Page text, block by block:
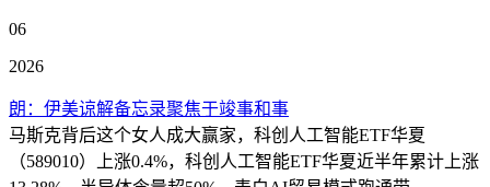
06
2026
朗：伊美谅解备忘录聚焦于竣事和事
马斯克背后这个女人成大赢家，科创人工智能ETF华夏
（589010）上涨0.4%，科创人工智能ETF华夏近半年累计上涨